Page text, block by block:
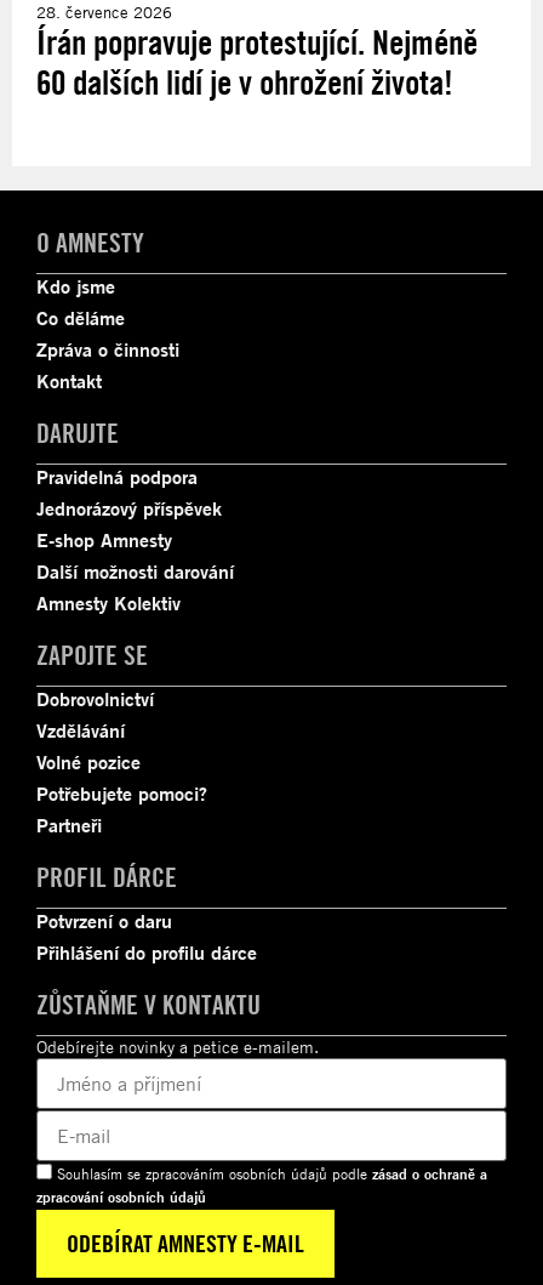
28. července 2026
Írán popravuje protestující. Nejméně
60 dalších lidí je v ohrožení života!
O AMNESTY
Kdo jsme
Co děláme
Zpráva o činnosti
Kontakt
DARUJTE
Pravidelná podpora
Jednorázový příspěvek
E-shop Amnesty
Další možnosti darování
Amnesty Kolektiv
ZAPOJTE SE
Dobrovolnictví
Vzdělávání
Volné pozice
Potřebujete pomoci?
Partneři
PROFIL DÁRCE
Potvrzení o daru
Přihlášení do profilu dárce
ZŮSTAŇME V KONTAKTU
Odebírejte novinky a petice e-mailem.
Souhlasím se zpracováním osobních údajů podle zásad o ochraně a
zpracování osobních údajů